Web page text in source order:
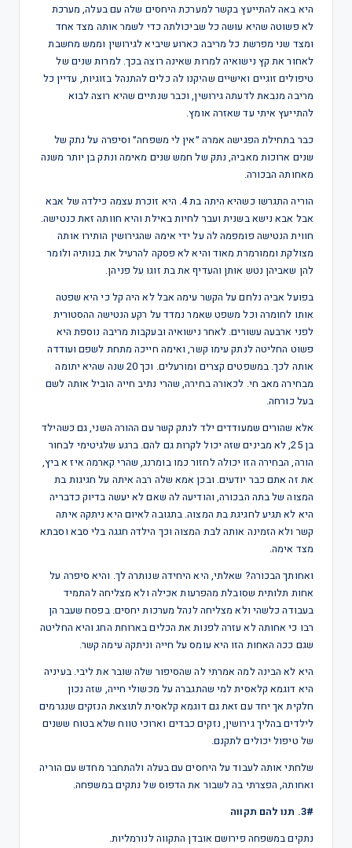
היא באה להתייעץ בקשר למערכת היחסים שלה עם בעלה, מערכת
לא פשוטה שהיא עושה כל שביכולתה כדי לשמר אותה מצד אחד
ומצד שני מפרשת כל מריבה כארוע שיביא לגירושין וממש מחשבת
לאחור את קץ נישואיה למרות שאינה רוצה בכך. למרות שנים של
טיפולים זוגיים ואישיים שהיקנו לה כלים להתנהל בזוגיות, עדיין כל
מריבה מנבאת לדעתה גירושין, וכבר שנתיים שהיא רוצה לבוא
להתייעץ איתי עד שאזרה אומץ.
כבר בתחילת הפגישה אמרה ״אין לי משפחה״ וסיפרה על נתק של
שנים ארוכות מאביה, נתק של חמש שנים מאימה ונתק בן יותר משנה
מאחותה הבכורה.
הוריה התגרשו כשהיא היתה בת 4. היא זוכרת עצמה כילדה של אבא
אבל אבא נישא בשנית ועבר לחיות באילת והיא חוותה זאת כנטישה.
חווית הנטישה פומפמה לה על ידי אימה שהגירושין הותירו אותה
מצולקת וממורמרת מאוד והיא לא פסקה להרעיל את בנותיה ולומר
להן שאביהן נטש אותן והעדיף את בת זוגו על פניהן.
בפועל אביה נלחם על הקשר עימה אבל לא היה קל כי היא שפטה
אותו לחומרה וכל משפט שאמר נמדד על רקע הנטישה ההסטורית
לפני ארבעה עשורים. לאחר נישואיה ובעקבות מריבה נוספת היא
פשוט החליטה לנתק עימו קשר, ואימה חייכה מתחת לשפם ועודדה
אותה לכך. במשפטים קצרים ומורעלים. וכך 20 שנה שהיא יתומה
מבחירה מאב חי. לכאורה בחירה, שהרי נתיב חייה הוביל אותה לשם
בעל כורחה.
אלא שהורים שמעודדים ילד לנתק קשר עם ההורה השני, גם כשהילד
בן 25, לא מבינים שזה יכול לקרות גם להם. ברגע שלגיטימי לבחור
הורה, הבחירה הזו יכולה לחזור כמו בומרנג, שהרי קארמה איז א ביץ,
את זה אתם כבר יודעים. ובכן אמא שלה רבה איתה על חגיגות בת
המצוה של בתה הבכורה, והודיעה לה שאם לא יעשה בדיוק כדבריה
היא לא תגיע לחגיגת בת המצוה. בתגובה לאיום היא ניתקה איתה
קשר ולא הזמינה אותה לבת המצוה וכך הילדה חגגה בלי סבא וסבתא
מצד אימה.
ואחותך הבכורה? שאלתי, היא היחידה שנותרה לך. והיא סיפרה על
אחות תלותית שסובלת מהפרעות אכילה ולא מצליחה להתמיד
בעבודה כלשהי ולא מצליחה לנהל מערכות יחסים. בפסח שעבר הן
רבו כי אחותה לא עזרה לפנות את הכלים בארוחת החג והיא החליטה
שגם ככה האחות הזו היא עומס על חייה וניתקה עימה קשר.
היא לא הבינה למה אמרתי לה שהסיפור שלה שובר את ליבי. בעיניה
היא דוגמא קלאסית למי שהתגברה על מכשולי חייה, שזה נכון
חלקית אך יחד עם זאת גם דוגמא קלאסית לתוצאת הנזקים שנגרמים
לילדים בהליך גירושין, נזקים כבדים וארוכי טווח שלא בטוח ששנים
של טיפול יכולים לתקנם.
שלחתי אותה לעבוד על היחסים עם בעלה ולהתחבר מחדש עם הוריה
ואחותה, הפצרתי בה לשבור את הדפוס של נתקים במשפחה.
3#. תנו להם תקווה
נתקים במשפחה פירושם אובדן התקווה לנורמליות.